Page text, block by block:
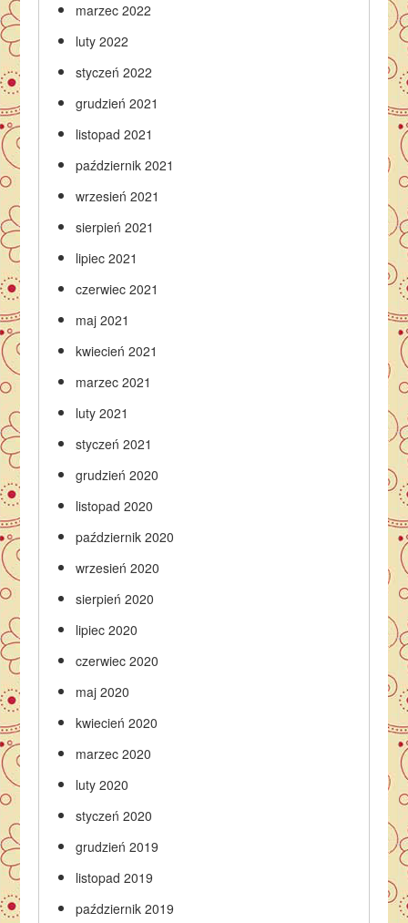
marzec 2022
luty 2022
styczeń 2022
grudzień 2021
listopad 2021
październik 2021
wrzesień 2021
sierpień 2021
lipiec 2021
czerwiec 2021
maj 2021
kwiecień 2021
marzec 2021
luty 2021
styczeń 2021
grudzień 2020
listopad 2020
październik 2020
wrzesień 2020
sierpień 2020
lipiec 2020
czerwiec 2020
maj 2020
kwiecień 2020
marzec 2020
luty 2020
styczeń 2020
grudzień 2019
listopad 2019
październik 2019